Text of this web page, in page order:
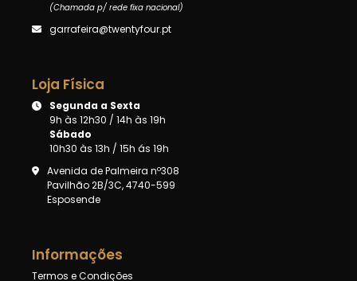
(Chamada p/ rede fixa nacional)
garrafeira@twentyfour.pt
Loja Física
Segunda a Sexta
9h às 12h30 / 14h às 19h
Sábado
10h30 às 13h / 15h ás 19h
Avenida de Palmeira nº308
Pavilhão 2B/3C, 4740-599
Esposende
Informações
Termos e Condições